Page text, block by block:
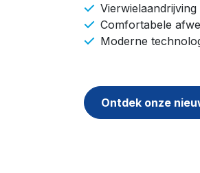
Comfortabele
Moderne
Ontdek onze